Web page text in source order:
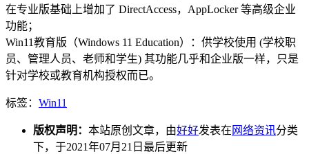
在专业版基础上增加了 DirectAccess，AppLocker 等高级企业
功能；
Win11教育版（Windows 11 Education）：供学校使用 (学校职
员、管理人员、老师和学生) 其功能几乎和企业版一样，只是
针对学校或教育机构授权而已。
标签： Win11
版权声明： 本站原创文章，由好好发表在 网络资讯分类
下，于2021年07月21日最后更新